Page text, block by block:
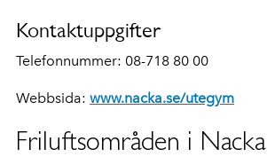
Kontaktuppgifter
Telefonnummer: 08-718 80 00
Webbsida: www.nacka.se/utegym
Friluftsområden i Nacka